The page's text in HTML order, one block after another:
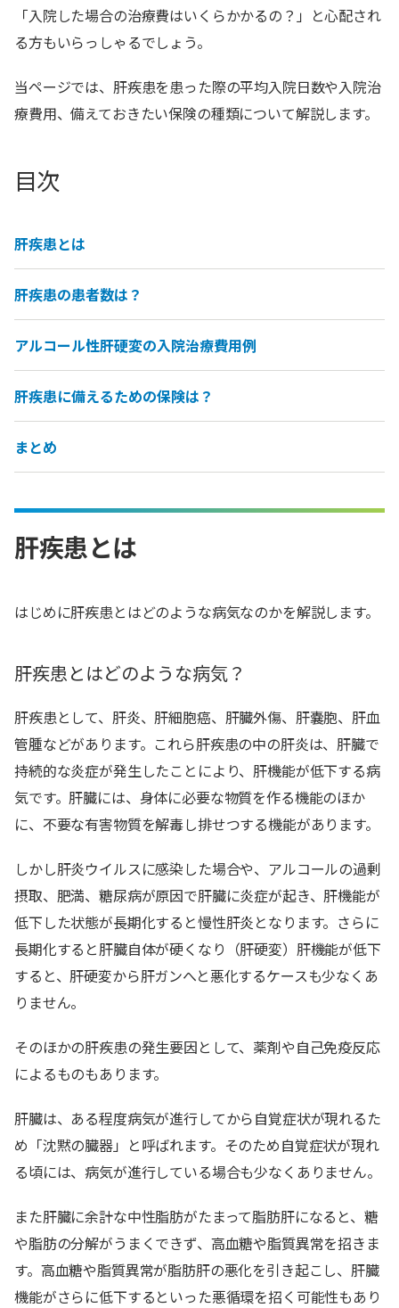
「入院した場合の治療費はいくらかかるの？」と心配され
る方もいらっしゃるでしょう。
当ページでは、肝疾患を患った際の平均入院日数や入院治
療費用、備えておきたい保険の種類について解説します。
目次
肝疾患とは
肝疾患の患者数は？
アルコール性肝硬変の入院治療費用例
肝疾患に備えるための保険は？
まとめ
肝疾患とは
はじめに肝疾患とはどのような病気なのかを解説します。
肝疾患とはどのような病気？
肝疾患として、肝炎、肝細胞癌、肝臓外傷、肝嚢胞、肝血
管腫などがあります。これら肝疾患の中の肝炎は、肝臓で
持続的な炎症が発生したことにより、肝機能が低下する病
気です。肝臓には、身体に必要な物質を作る機能のほか
に、不要な有害物質を解毒し排せつする機能があります。
しかし肝炎ウイルスに感染した場合や、アルコールの過剰
摂取、肥満、糖尿病が原因で肝臓に炎症が起き、肝機能が
低下した状態が長期化すると慢性肝炎となります。さらに
長期化すると肝臓自体が硬くなり（肝硬変）肝機能が低下
すると、肝硬変から肝ガンへと悪化するケースも少なくあ
りません。
そのほかの肝疾患の発生要因として、薬剤や自己免疫反応
によるものもあります。
肝臓は、ある程度病気が進行してから自覚症状が現れるた
め「沈黙の臓器」と呼ばれます。そのため自覚症状が現れ
る頃には、病気が進行している場合も少なくありません。
また肝臓に余計な中性脂肪がたまって脂肪肝になると、糖
や脂肪の分解がうまくできず、高血糖や脂質異常を招きま
す。高血糖や脂質異常が脂肪肝の悪化を引き起こし、肝臓
機能がさらに低下するといった悪循環を招く可能性もあり